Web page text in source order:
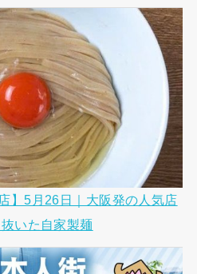
】5月26日｜大阪発の人気店
いた自家製麺